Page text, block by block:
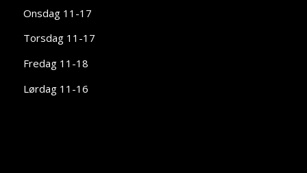
Onsdag 11-17
Torsdag 11-17
Fredag 11-18
Lørdag 11-16